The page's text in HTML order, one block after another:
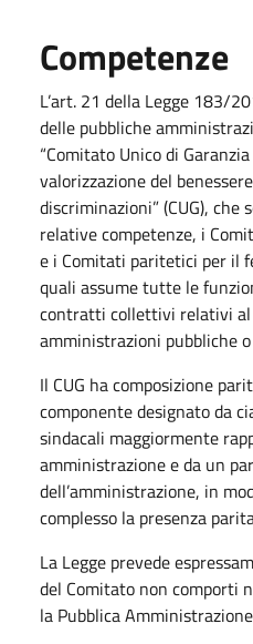
Competenze
L’art. 21 della Legge 183/
delle pubbliche
“Comitato Unico di
valorizzazione del
discriminazioni” (CUG),
relative competenze, i
e i Comitati paritetici per il
quali assume tutte le
contratti collettivi relativi al
amministrazioni pubbliche
Il CUG ha composizione
componente designato da
sindacali maggiormente
amministrazione e da un
dell’amministrazione, in
complesso la presenza
La Legge prevede
del Comitato non comporti
la Pubblica